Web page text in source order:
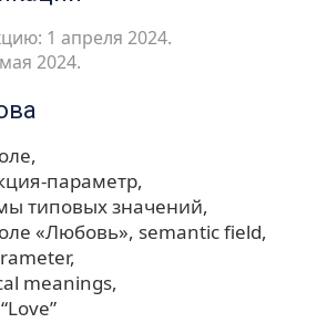
1 апреля 2024.
2024.
параметр
типовых значений
«Любовь» semantic field
meanings